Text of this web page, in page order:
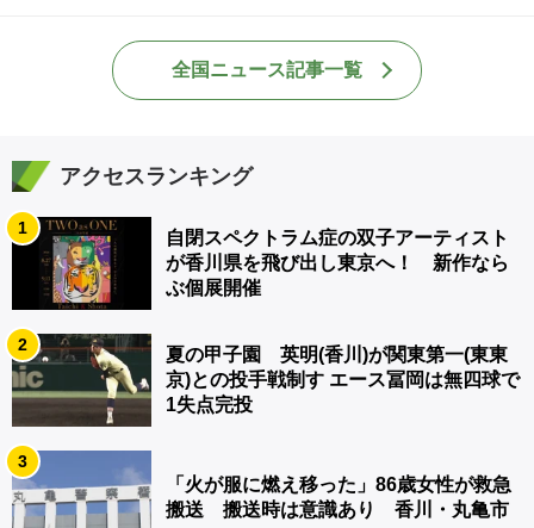
全国ニュース記事一覧
アクセスランキング
1
自閉スペクトラム症の双子アーティスト
が香川県を飛び出し東京へ！ 新作なら
ぶ個展開催
2
夏の甲子園 英明(香川)が関東第一(東東
京)との投手戦制す エース冨岡は無四球で
1失点完投
3
「火が服に燃え移った」86歳女性が救急
搬送 搬送時は意識あり 香川・丸亀市